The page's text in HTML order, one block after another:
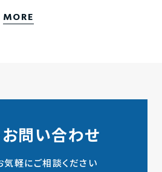
MORE
お問い合わせ
気軽にご相談ください